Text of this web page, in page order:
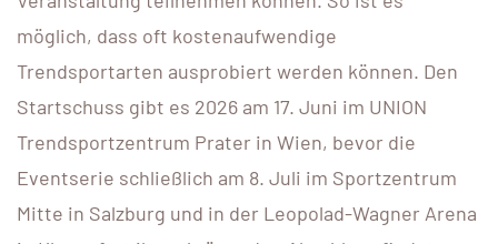
möglich, dass oft kostenaufwendige
Trendsportarten ausprobiert werden können. Den
Startschuss gibt es 2026 am 17. Juni im UNION
Trendsportzentrum Prater in Wien, bevor die
Eventserie schließlich am 8. Juli im Sportzentrum
Mitte in Salzburg und in der Leopolad-Wagner Arena